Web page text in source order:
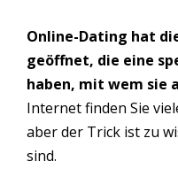
Online-Dating hat
geöffnet, die eine
haben, mit wem sie
Internet finden Sie
aber der Trick ist zu
sind.